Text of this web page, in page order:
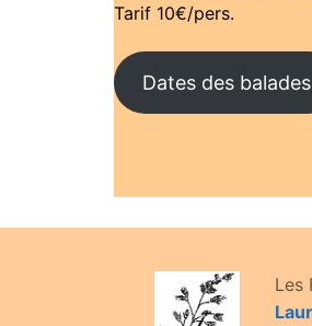
Tarif 10€/pers.
Dates des balades
Les